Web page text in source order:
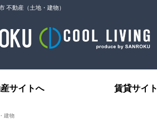
不動産（土地・建物）
サイトへ 賃貸サイ
建物